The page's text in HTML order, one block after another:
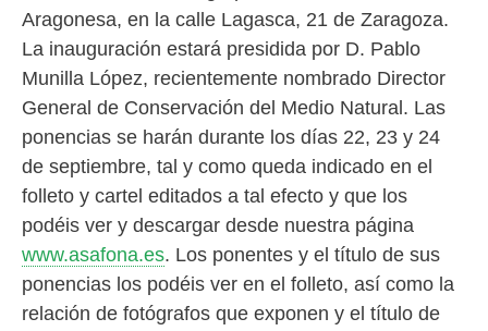
Aragonesa, en la calle Lagasca, 21 de Zaragoza.
La inauguración estará presidida por D. Pablo
Munilla López, recientemente nombrado Director
General de Conservación del Medio Natural. Las
ponencias se harán durante los días 22, 23 y 24
de septiembre, tal y como queda indicado en el
folleto y cartel editados a tal efecto y que los
podéis ver y descargar desde nuestra página
www.asafona.es. Los ponentes y el título de sus
ponencias los podéis ver en el folleto, así como la
relación de fotógrafos que exponen y el título de